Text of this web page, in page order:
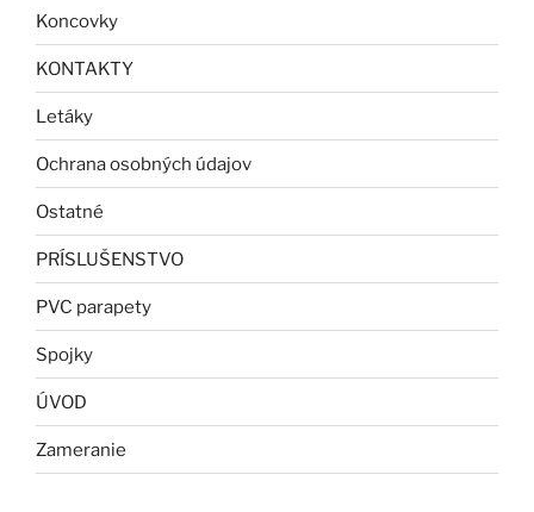
Koncovky
KONTAKTY
Letáky
Ochrana osobných údajov
Ostatné
PRÍSLUŠENSTVO
PVC parapety
Spojky
ÚVOD
Zameranie